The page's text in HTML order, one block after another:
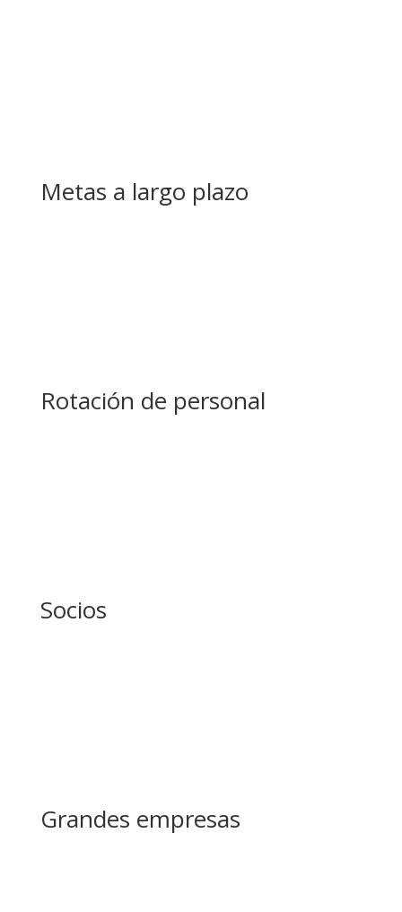
Metas a largo plazo
Rotación de personal
Socios
Grandes empresas